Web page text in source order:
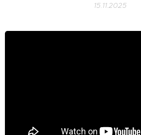
15.11.2025